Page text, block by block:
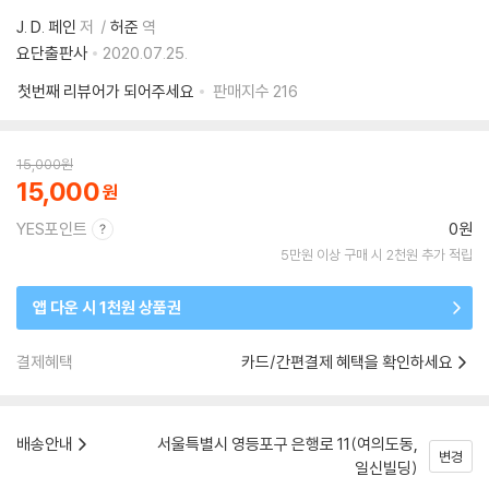
J. D. 페인 저 허준 역
요단출판사
2020.07.25.
첫번째 리뷰어가 되어주세요
판매지수 216
15,000원
15,000
YES포인트 0원
5만원 이상 구매 시 2천원 추가 적립
앱 다운 시 1천원 상품권
결제혜택 카드/간편결제 혜택을 확인하세요
배송안내
서울특별시 영등포구 은행로 11(여의도동,
일신빌딩)
변경